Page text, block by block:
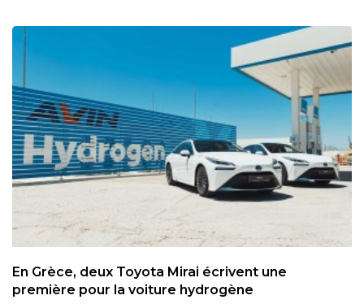
En Grèce, deux Toyota Mirai écrivent une
première pour la voiture hydrogène